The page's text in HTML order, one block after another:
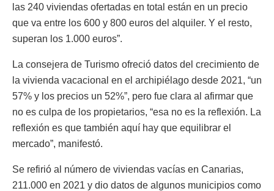
las 240 viviendas ofertadas en total están en un precio
que va entre los 600 y 800 euros del alquiler. Y el resto,
superan los 1.000 euros”.
La consejera de Turismo ofreció datos del crecimiento de
la vivienda vacacional en el archipiélago desde 2021, “un
57% y los precios un 52%”, pero fue clara al afirmar que
no es culpa de los propietarios, “esa no es la reflexión. La
reflexión es que también aquí hay que equilibrar el
mercado”, manifestó.
Se refirió al número de viviendas vacías en Canarias,
211.000 en 2021 y dio datos de algunos municipios como